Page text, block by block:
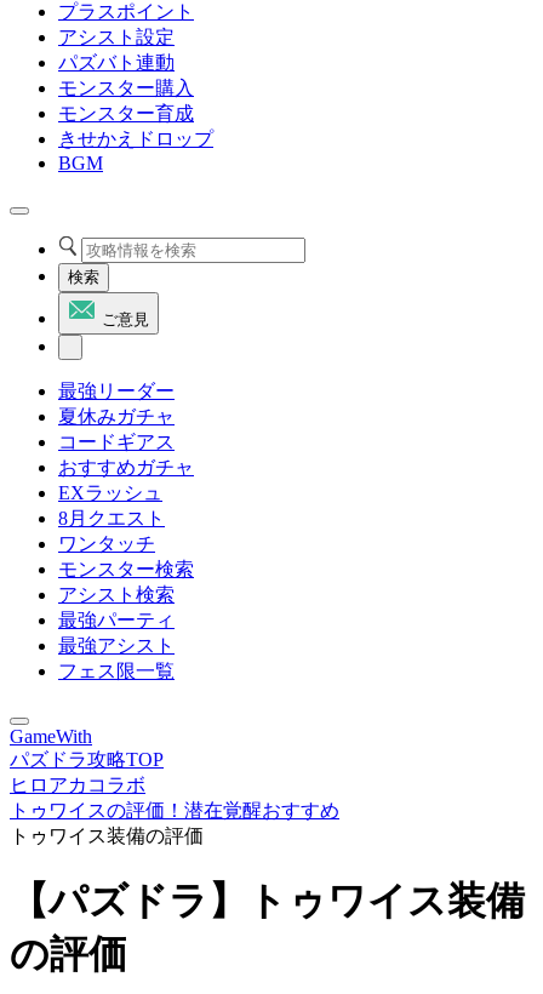
プラスポイント
アシスト設定
パズバト連動
モンスター購入
モンスター育成
きせかえドロップ
BGM
検索
ご意見
最強リーダー
夏休みガチャ
コードギアス
おすすめガチャ
EXラッシュ
8月クエスト
ワンタッチ
モンスター検索
アシスト検索
最強パーティ
最強アシスト
フェス限一覧
GameWith
パズドラ攻略TOP
ヒロアカコラボ
トゥワイスの評価！潜在覚醒おすすめ
トゥワイス装備の評価
【パズドラ】トゥワイス装備
の評価